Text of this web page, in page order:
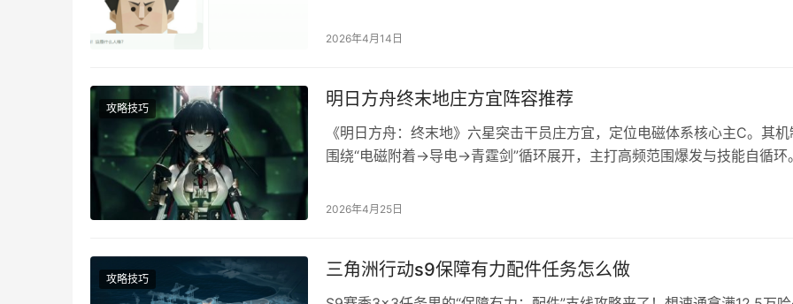
为B站 UP 主。‌ SBTI人格测试入口 sbti在线人格测试入口：
2026年4月14日
攻略技巧 明日方舟终末地庄方宜阵容推荐
《明日方舟：终末地》六星突击干员庄方宜，定位电磁体系核心主C。其机
围绕“电磁附着→导电→青霆剑”循环展开，主打高频范围爆发与技能自循环
输出收益。 明日方舟终末地庄方宜最强配队推荐 推荐一、经典电队 1、阵
2026年4月25日
攻略技巧 三角洲行动s9保障有力配件任务怎么做